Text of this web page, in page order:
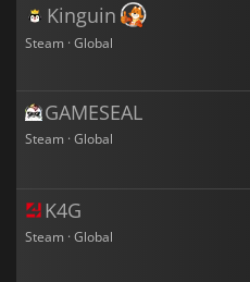
Kinguin
Steam · Global
GAMESEAL
Steam · Global
K4G
Steam · Global